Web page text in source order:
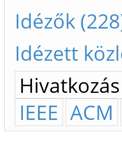
Idézők
Idézett
IEEE ACM